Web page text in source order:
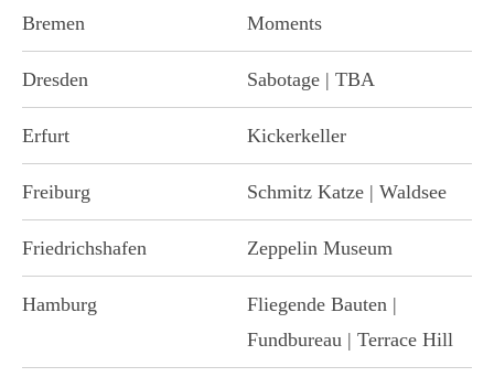
Bremen Moments
Dresden Sabotage | TBA
Erfurt Kickerkeller
Freiburg Schmitz Katze | Waldsee
Friedrichshafen Zeppelin Museum
Hamburg
Fliegende Bauten |
Fundbureau | Terrace Hill